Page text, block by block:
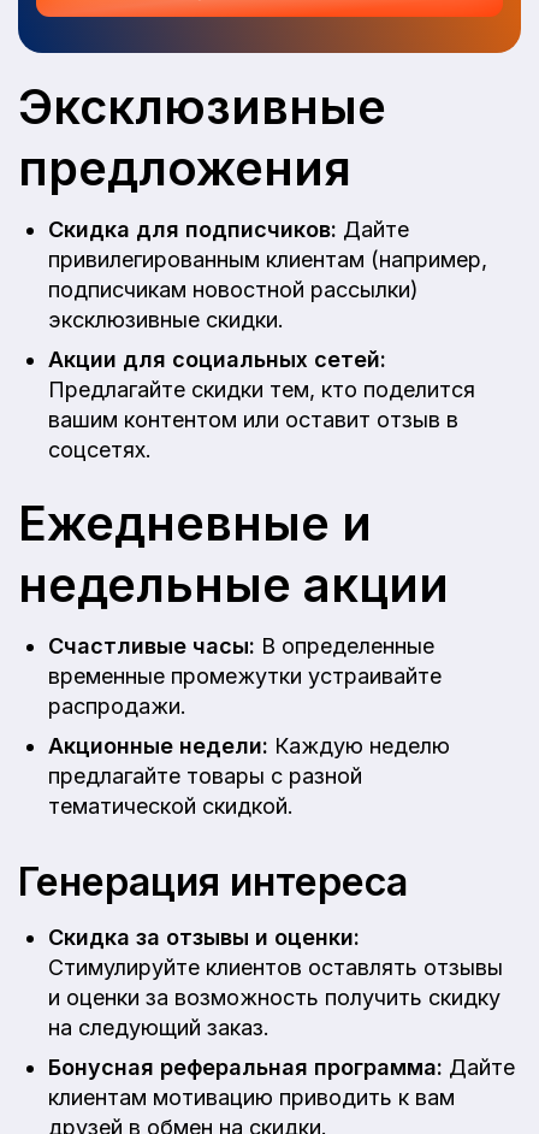
Эксклюзивные
предложения
Скидка для подписчиков: Дайте
привилегированным клиентам (например,
подписчикам новостной рассылки)
эксклюзивные скидки.
Акции для социальных сетей:
Предлагайте скидки тем, кто поделится
вашим контентом или оставит отзыв в
соцсетях.
Ежедневные и
недельные акции
Счастливые часы: В определенные
временные промежутки устраивайте
распродажи.
Акционные недели: Каждую неделю
предлагайте товары с разной
тематической скидкой.
Генерация интереса
Скидка за отзывы и оценки:
Стимулируйте клиентов оставлять отзывы
и оценки за возможность получить скидку
на следующий заказ.
Бонусная реферальная программа: Дайте
клиентам мотивацию приводить к вам
друзей в обмен на скидки.